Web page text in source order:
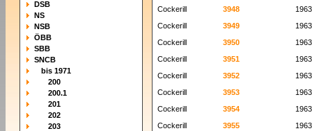
DSB
NS
NSB
ÖBB
SBB
SNCB
bis 1971
200
200.1
201
202
203
Cockerill
3948
1963
Cockerill
3949
1963
Cockerill
3950
1963
Cockerill
3951
1963
Cockerill
3952
1963
Cockerill
3953
1963
Cockerill
3954
1963
Cockerill
3955
1963